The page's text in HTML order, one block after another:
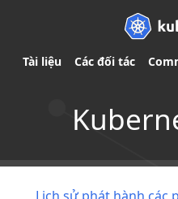
Tài liệu Các đối tác